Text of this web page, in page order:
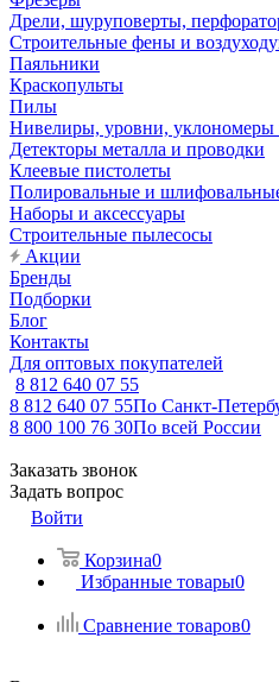
Дрели, шуруповерты,
Строительные фены и
Паяльники
Краскопульты
Пилы
Нивелиры, уровни, уклономеры
Детекторы металла и проводки
Клеевые пистолеты
Полировальные и
Наборы и аксессуары
Строительные пылесосы
Акции
Бренды
Подборки
Блог
Контакты
Для оптовых покупателей
8 812 640 07 55
8 812 640 07 55По Санкт-
8 800 100 76 30По всей России
Заказать звонок
Задать вопрос
Войти
Корзина0
Избранные товары0
Сравнение товаров0